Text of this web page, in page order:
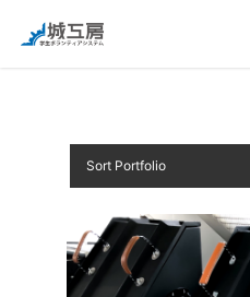
Sort Portfolio